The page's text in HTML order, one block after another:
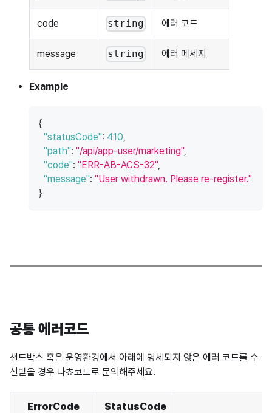
code string 에러 코드
message string 에러 메세지
Example
{
"statusCode": 410
"path": "/api/app-user/marketing"
"code": "ERR-AB-ACS-32"
"message": "User withdrawn. Please re-register."
}
공통 에러코드
샌드박스 혹은 운영환경에서 아래에 명세되지 않은 에러 코드를 수
신받을 경우 나쵸코드로 문의해주세요.
ErrorCode StatusCode